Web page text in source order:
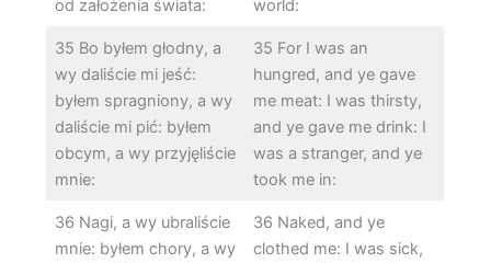
od założenia świata:
world:
35 Bo byłem głodny, a
wy daliście mi jeść:
byłem spragniony, a wy
daliście mi pić: byłem
obcym, a wy przyjęliście
mnie:
35 For I was an
hungred, and ye gave
me meat: I was thirsty,
and ye gave me drink: I
was a stranger, and ye
took me in:
36 Nagi, a wy ubraliście
mnie: byłem chory, a wy
36 Naked, and ye
clothed me: I was sick,